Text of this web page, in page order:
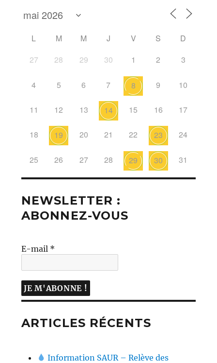
L M M J V S
D
27
28 29 30 1 2 3
4 5 6 7 8 9 10
11 12 13 14 15 16 17
18 19 20 21 22 23 24
25 26 27 28 29 30 31
NEWSLETTER :
ABONNEZ-VOUS
E-mail *
ARTICLES RÉCENTS
Information SAUR – Relève des